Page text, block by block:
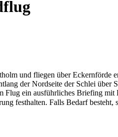
und fliegen über Eckernförde
der Nordseite der Schlei
Flug ein ausführliches Briefing
festhalten. Falls Bedarf